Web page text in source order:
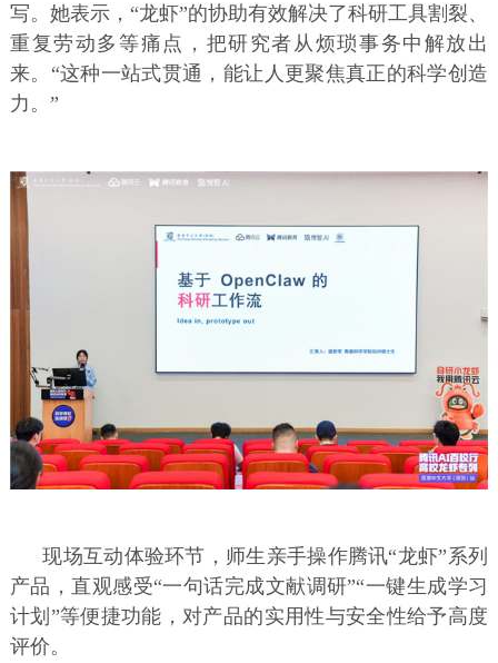
写。她表示，“龙虾”的协助有效解决了科研工具割裂、
重复劳动多等痛点，把研究者从烦琐事务中解放出
来。“这种一站式贯通，能让人更聚焦真正的科学创造
力。”
现场互动体验环节，师生亲手操作腾讯“龙虾”系列
产品，直观感受“一句话完成文献调研”“一键生成学习
计划”等便捷功能，对产品的实用性与安全性给予高度
评价。